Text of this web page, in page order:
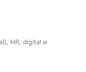
HR, digital и